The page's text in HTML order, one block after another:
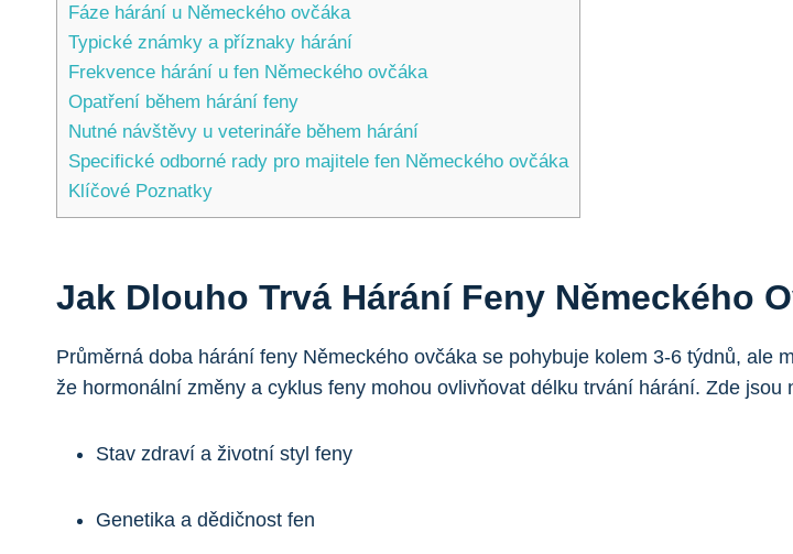
Fáze hárání u Německého ovčáka
Typické známky a příznaky hárání
Frekvence hárání u fen Německého ovčáka
Opatření během hárání feny
Nutné návštěvy u veterináře během hárání
Specifické odborné rady pro majitele fen Německého ovčáka
Klíčové Poznatky
Jak Dlouho Trvá Hárání Feny Německého
Průměrná doba hárání feny Německého ovčáka se pohybuje kolem 3-6 týdnů, ale
že hormonální změny a cyklus feny mohou ovlivňovat délku trvání hárání. Zde
Stav zdraví a životní styl feny
Genetika a dědičnost fen